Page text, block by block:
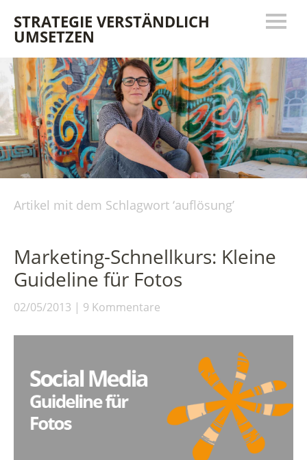
STRATEGIE VERSTÄNDLICH
UMSETZEN
Artikel mit dem Schlagwort ‘auflösung’
Marketing-Schnellkurs: Kleine
Guideline für Fotos
02/05/2013 9 Kommentare